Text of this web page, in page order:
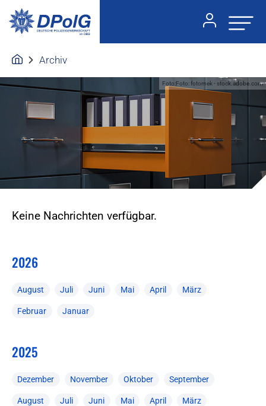
Archiv
Foto:Foto: fotomek - stock.adobe.com
Keine Nachrichten verfügbar.
2026
August Juli Juni Mai April März
Februar Januar
2025
Dezember November Oktober September
August Juli Juni Mai April März